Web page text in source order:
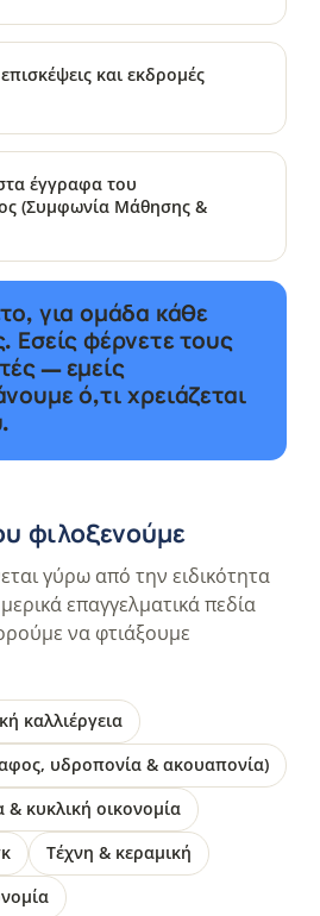
επισκέψεις και εκδρομές
έγγραφα του
(Συμφωνία Μάθησης &
για ομάδα κάθε
Εσείς φέρνετε τους
— εμείς
ό,τι χρειάζεται
φιλοξενούμε
γύρω από την ειδικότητα
επαγγελματικά πεδία
να φτιάξουμε
καλλιέργεια
υδροπονία & ακουαπονία)
& κυκλική οικονομία
Τέχνη & κεραμική